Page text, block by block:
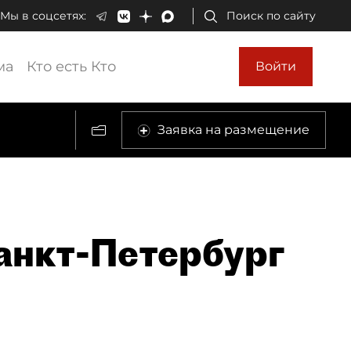
Мы в соцсетях: Поиск по сайту
Кто есть Кто Войти
Заявка на размещение
Петербург